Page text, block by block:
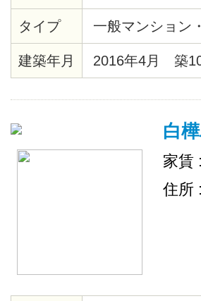
着！ 駅前にはス
にはコンビニや
便利です♪ お仕
と間違いなし♡
タイプ 一般マンション
建築年月 2016年4月 築
白
家賃
住所